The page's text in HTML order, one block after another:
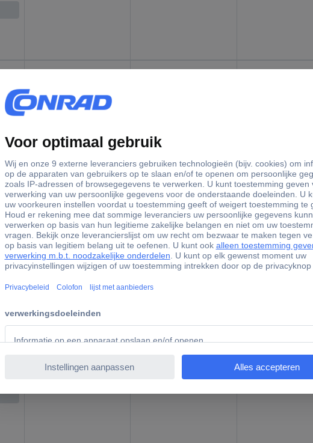
Aluminium
Aluminium 3 mm 1 mm
Staal 8 mm 0.2 mm